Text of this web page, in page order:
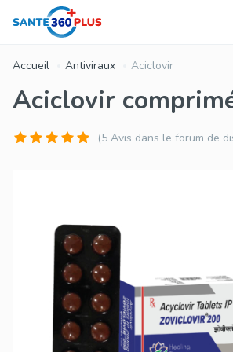
Accueil Antiviraux Aciclovir
Aciclovir
(5 Avis dans le forum de